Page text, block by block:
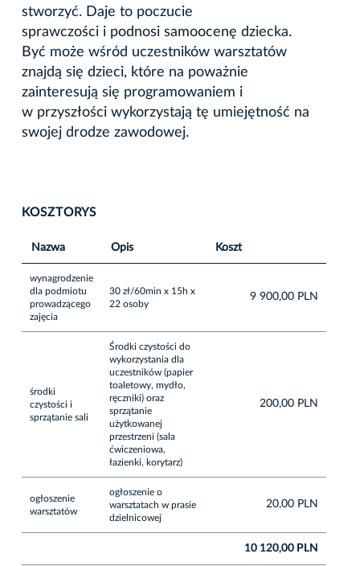
stworzyć. Daje to poczucie
sprawczości i podnosi samoocenę dziecka.
Być może wśród uczestników warsztatów
znajdą się dzieci, które na poważnie
zainteresują się programowaniem i
w przyszłości wykorzystają tę umiejętność na
swojej drodze zawodowej.
KOSZTORYS
Nazwa Opis Koszt
wynagrodzenie
dla podmiotu
prowadzącego
zajęcia
30 zł/60min x 15h x
22 osoby
9 900,00 PLN
środki
czystości i
sprzątanie sali
Środki czystości do
wykorzystania dla
uczestników (papier
toaletowy, mydło,
ręczniki) oraz
sprzątanie
użytkowanej
przestrzeni (sala
ćwiczeniowa,
łazienki, korytarz)
200,00 PLN
ogłoszenie
warsztatów
ogłoszenie o
warsztatach w prasie
dzielnicowej
20,00 PLN
10 120,00 PLN